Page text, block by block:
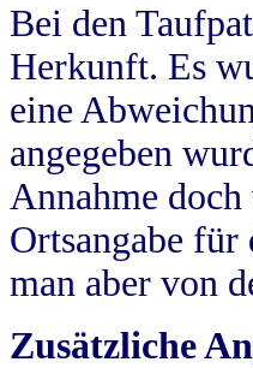
Bei den
Herkunft. Es
eine
angegeben
Annahme
Ortsangabe für
man aber von
Zusätzliche